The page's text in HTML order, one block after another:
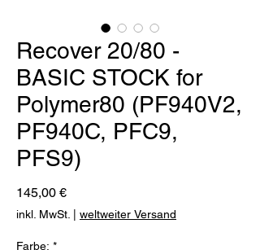
Recover 20/80 -
BASIC STOCK for
Polymer80 (PF940V2,
PF940C, PFC9,
PFS9)
145,00 €Preis
inkl. MwSt. weltweiter Versand
Farbe: *